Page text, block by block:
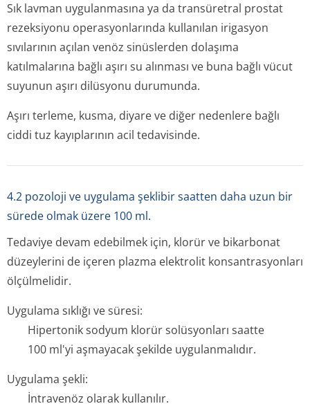
Sık lavman uygulanmasına ya da transüretral prostat
rezeksiyonu operasyonlarında kullanılan irigasyon
sıvılarının açılan venöz sinüslerden dolaşıma
katılmalarına bağlı aşırı su alınması ve buna bağlı vücut
suyunun aşırı dilüsyonu durumunda.
Aşırı terleme, kusma, diyare ve diğer nedenlere bağlı
ciddi tuz kayıplarının acil tedavisinde.
4.2 pozoloji ve uygulama şeklibir saatten daha uzun bir
sürede olmak üzere 100 ml.
Tedaviye devam edebilmek için, klorür ve bikarbonat
düzeylerini de içeren plazma elektrolit konsantrasyonları
ölçülmelidir.
Uygulama sıklığı ve süresi:
Hipertonik sodyum klorür solüsyonları saatte
100 ml'yi aşmayacak şekilde uygulanmalıdır.
Uygulama şekli:
İntravenöz olarak kullanılır.